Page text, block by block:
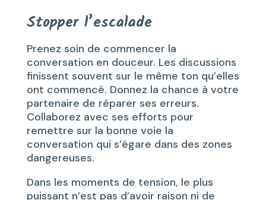
Stopper l’escalade
Prenez soin de commencer la
conversation en douceur. Les discussions
finissent souvent sur le même ton qu’elles
ont commencé. Donnez la chance à votre
partenaire de réparer ses erreurs.
Collaborez avec ses efforts pour
remettre sur la bonne voie la
conversation qui s’égare dans des zones
dangereuses.
Dans les moments de tension, le plus
puissant n’est pas d’avoir raison ni de